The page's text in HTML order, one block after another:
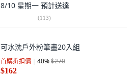
8/10 星期一 預計送達
(113)
可水洗戶外粉筆畫20入組
首購折扣價 40%$270
$162